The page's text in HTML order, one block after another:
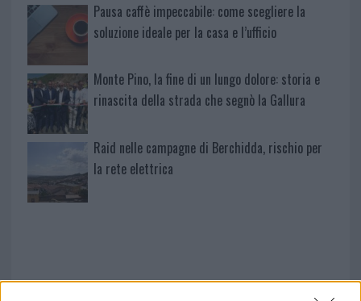
Pausa caffè impeccabile: come scegliere la
soluzione ideale per la casa e l’ufficio
Monte Pino, la fine di un lungo dolore: storia e
rinascita della strada che segnò la Gallura
Raid nelle campagne di Berchidda, rischio per
la rete elettrica